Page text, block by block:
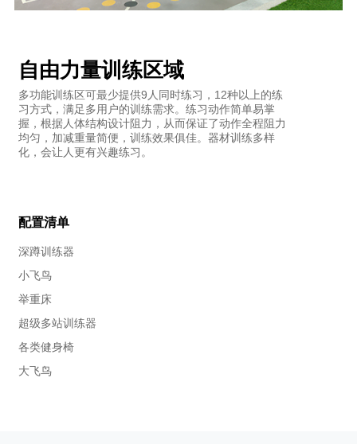
自由力量训练区域
多功能训练区可最少提供9人同时练习，12种以上的练
习方式，满足多用户的训练需求。练习动作简单易掌
握，根据人体结构设计阻力，从而保证了动作全程阻力
均匀，加减重量简便，训练效果俱佳。器材训练多样
化，会让人更有兴趣练习。
配置清单
深蹲训练器
小飞鸟
举重床
超级多站训练器
各类健身椅
大飞鸟